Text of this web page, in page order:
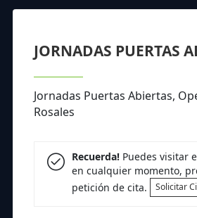
JORNADAS PUERTAS
Jornadas Puertas Abiertas,
Rosales
Recuerda!Puedes visitar
en cualquier momento,
petición de cita.
Solicitar